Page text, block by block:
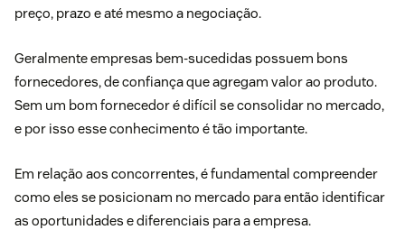
preço, prazo e até mesmo a negociação.
Geralmente empresas bem-sucedidas possuem bons
fornecedores, de confiança que agregam valor ao produto.
Sem um bom fornecedor é difícil se consolidar no mercado,
e por isso esse conhecimento é tão importante.
Em relação aos concorrentes, é fundamental compreender
como eles se posicionam no mercado para então identificar
as oportunidades e diferenciais para a empresa.